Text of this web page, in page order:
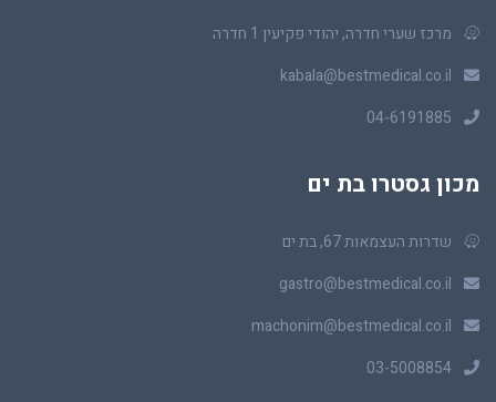
מרכז שערי חדרה, יהודי פקיעין 1 חדרה
kabala@bestmedical.co.il
04-6191885
מכון גסטרו בת ים
שדרות העצמאות 67, בת ים
gastro@bestmedical.co.il
machonim@bestmedical.co.il
03-5008854